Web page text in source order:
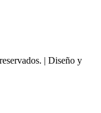
| Diseño y